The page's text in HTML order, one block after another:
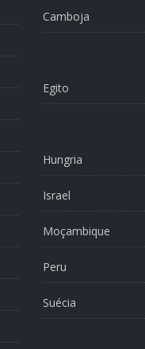
Camboja
Egito
Hungria
Israel
Moçambique
Peru
Suécia